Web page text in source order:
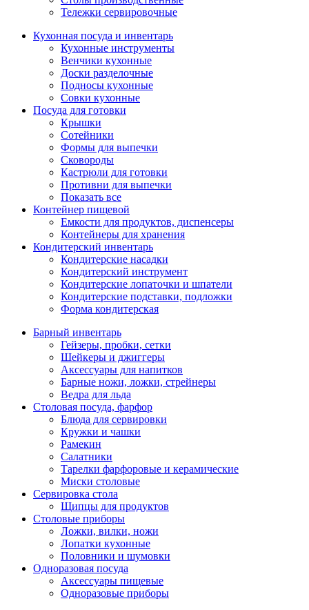
Тележки сервировочные
Кухонная посуда и инвентарь
Кухонные инструменты
Венчики кухонные
Доски разделочные
Подносы кухонные
Совки кухонные
Посуда для готовки
Крышки
Сотейники
Формы для выпечки
Сковороды
Кастрюли для готовки
Противни для выпечки
Показать все
Контейнер пищевой
Емкости для продуктов, диспенсеры
Контейнеры для хранения
Кондитерский инвентарь
Кондитерские насадки
Кондитерский инструмент
Кондитерские лопаточки и шпатели
Кондитерские подставки, подложки
Форма кондитерская
Барный инвентарь
Гейзеры, пробки, сетки
Шейкеры и джиггеры
Аксессуары для напитков
Барные ножи, ложки, стрейнеры
Ведра для льда
Столовая посуда, фарфор
Блюда для сервировки
Кружки и чашки
Рамекин
Салатники
Тарелки фарфоровые и керамические
Миски столовые
Сервировка стола
Щипцы для продуктов
Столовые приборы
Ложки, вилки, ножи
Лопатки кухонные
Половники и шумовки
Одноразовая посуда
Аксессуары пищевые
Одноразовые приборы